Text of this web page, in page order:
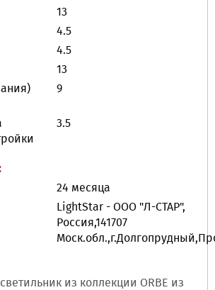
13
4.5
4.5
13
9
3.5
24 месяца
LightStar - ООО "Л-СТАР",
Россия,141707
из коллекции ORBE из